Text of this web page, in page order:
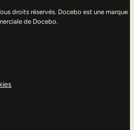
droits réservés. Docebo est une marque
de Docebo.